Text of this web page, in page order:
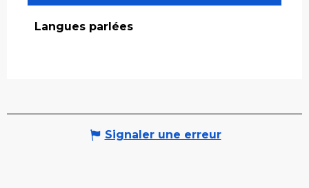
Langues parlées
Langues parlées
Signaler une erreur